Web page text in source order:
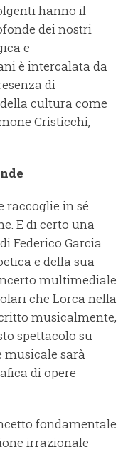
hanno il
dei nostri
e
è intercalata da
di
cultura come
Cristicchi,
raccoglie in sé
E di certo una
Federico Garcia
e della sua
multimediale
che Lorca nella
musicalmente,
spettacolo su
musicale sarà
di opere
fondamentale
irrazionale